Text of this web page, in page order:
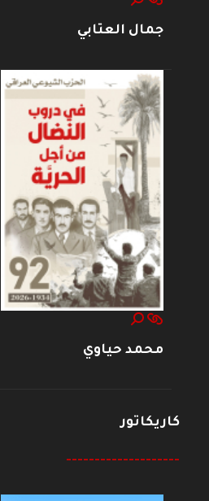
جمال العتابي
محمد حياوي
كاريكاتور
--------------------